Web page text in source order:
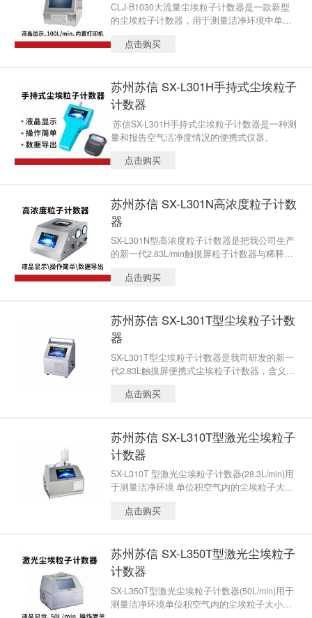
CLJ-B1030大流量尘埃粒子计数器是一款新型
的尘埃粒子计数器，用于测量洁净环境中单位
验证洁净室的洁净度等级及打印出相关的测试
点击购买
苏州苏信 SX-L301H手持式尘埃粒子
计数器
苏信SX-L301H手持式尘埃粒子计数器是一种测
量和报告空气洁净度情况的便携式仪器。
点击购买
苏州苏信 SX-L301N高浓度粒子计数
器
SX-L301N型高浓度粒子计数器是把我公司生产
的新一代2.83L/min触摸屏粒子计数器与稀释器
户在不同场合对不同浓度的粒子进行检测。
点击购买
苏州苏信 SX-L301T型尘埃粒子计数
器
SX-L301T型尘埃粒子计数器是我司研发的新一
代2.83L触摸屏便携式尘埃粒子计数器，含义是
M)。点击购买
苏州苏信 SX-L310T型激光尘埃粒子
计数器
SX-L310T 型激光尘埃粒子计数器(28.3L/min)用
于测量洁净环境 单位积空气内的尘埃粒子大小
级区的洁净环境。
点击购买
苏州苏信 SX-L350T型激光尘埃粒子
计数器
SX-L350T型激光尘埃粒子计数器(50L/min)用于
测量洁净环境单位积空气内的尘埃粒子大小及